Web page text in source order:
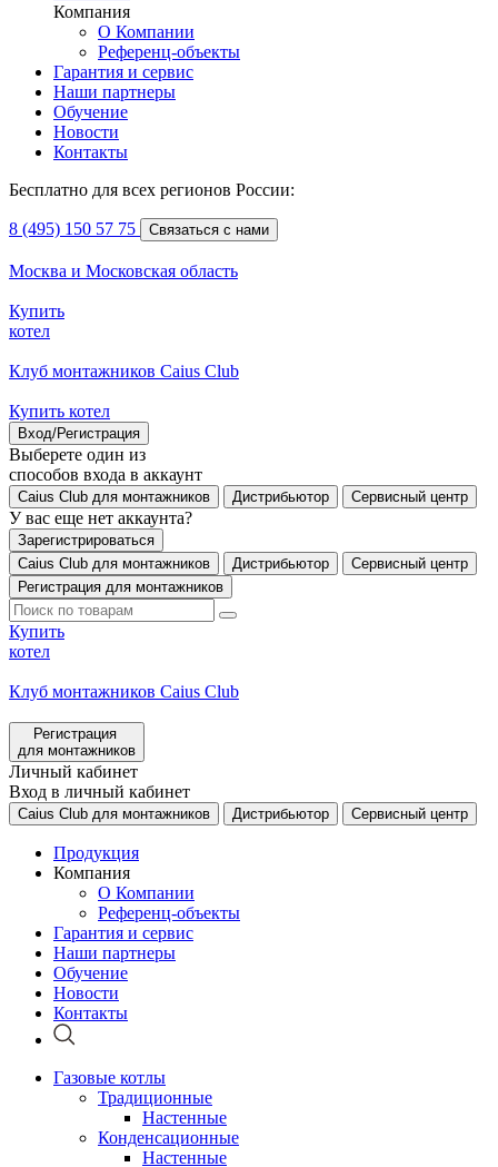
Компания
О Компании
Референц-объекты
Гарантия и сервис
Наши партнеры
Обучение
Новости
Контакты
Бесплатно для всех регионов России:
8 (495) 150 57 75 Связаться с нами
Москва и Московская область
Купить
котел
Клуб монтажников Caius Club
Купить котел
Вход/Регистрация
Выберете один из
способов входа в аккаунт
Caius Club для монтажников Дистрибьютор Сервисный центр
У вас еще нет аккаунта?
Зарегистрироваться
Caius Club для монтажников
Дистрибьютор
Сервисный центр
Регистрация для монтажников
Купить
котел
Клуб монтажников Caius Club
Регистрация
для монтажников
Личный кабинет
Вход в личный кабинет
Caius Club для монтажников Дистрибьютор Сервисный центр
Продукция
Компания
О Компании
Референц-объекты
Гарантия и сервис
Наши партнеры
Обучение
Новости
Контакты
Газовые котлы
Традиционные
Настенные
Конденсационные
Настенные